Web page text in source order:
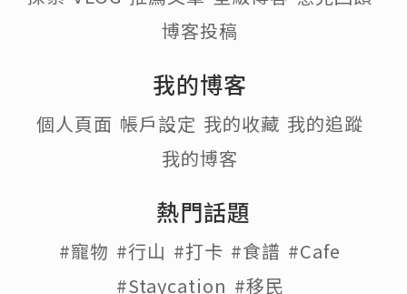
博客投稿
我的博客
個人頁面 帳戶設定 我的收藏 我的追蹤
我的博客
熱門話題
#寵物 #行山 #打卡 #食譜 #Cafe
#Staycation #移民